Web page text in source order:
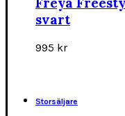
svart
995 kr
Storsäljare